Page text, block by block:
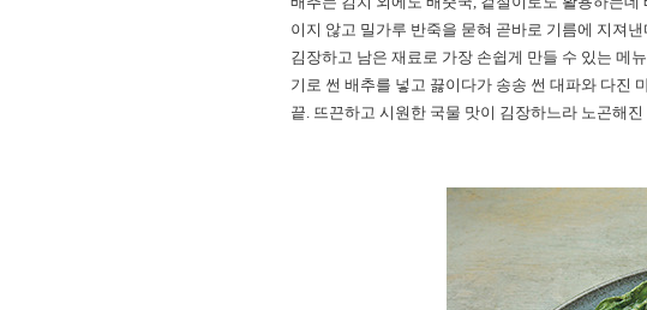
이지 않고 밀가루 반죽을 묻혀 곧바로 기름에 지져
김장하고 남은 재료로 가장 손쉽게 만들 수 있는 메
기로 썬 배추를 넣고 끓이다가 송송 썬 대파와 다진
끝. 뜨끈하고 시원한 국물 맛이 김장하느라 노곤해